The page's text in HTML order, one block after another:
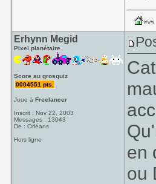
Erhynn Megid
Pixel planétaire
Score au grosquiz
0004551 pts.
Joue àFreelancer
Inscrit : Nov 22, 2003
Messages : 13043
De : Orléans
Hors ligne
en
ou